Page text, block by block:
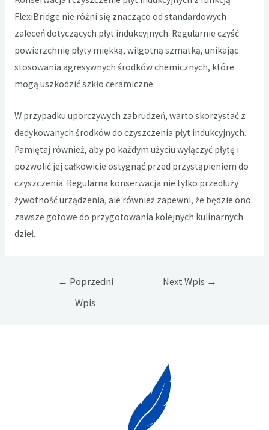
FlexiBridge nie różni się znacząco od standardowych
zaleceń dotyczących płyt indukcyjnych. Regularnie czyść
powierzchnię płyty miękką, wilgotną szmatką, unikając
stosowania agresywnych środków chemicznych, które
mogą uszkodzić szkło ceramiczne.
W przypadku uporczywych zabrudzeń, warto skorzystać z
dedykowanych środków do czyszczenia płyt indukcyjnych.
Pamiętaj również, aby po każdym użyciu wyłączyć płytę i
pozwolić jej całkowicie ostygnąć przed przystąpieniem do
czyszczenia. Regularna konserwacja nie tylko przedłuży
żywotność urządzenia, ale również zapewni, że będzie ono
zawsze gotowe do przygotowania kolejnych kulinarnych
dzieł.
Nawigacja
← Poprzedni
Wpis
Next Wpis →